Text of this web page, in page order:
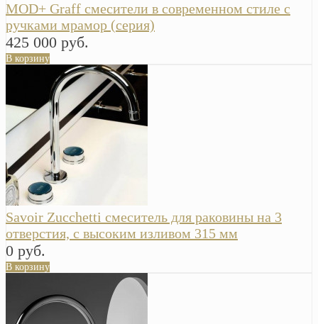
MOD+ Graff смесители в современном стиле с
ручками мрамор (серия)
425 000 руб.
В корзину
Savoir Zucchetti смеситель для раковины на 3
отверстия, с высоким изливом 315 мм
0 руб.
В корзину